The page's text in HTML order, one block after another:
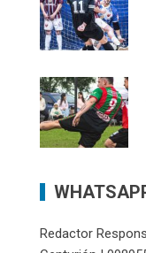
Redactor